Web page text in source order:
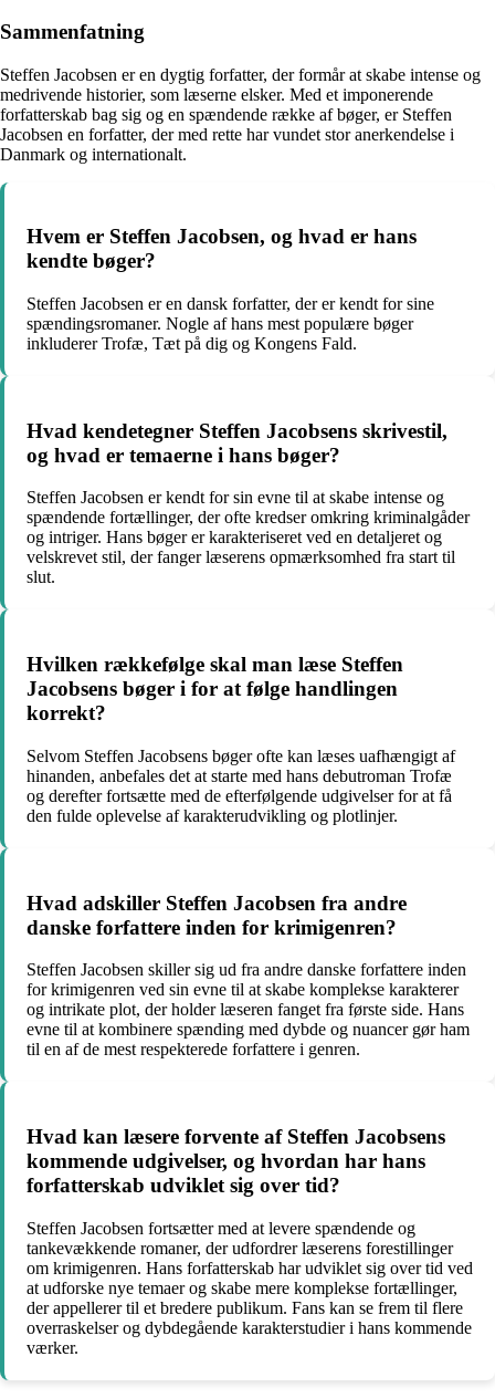
Sammenfatning
Steffen Jacobsen er en dygtig forfatter, der formår at skabe intense og
medrivende historier, som læserne elsker. Med et imponerende
forfatterskab bag sig og en spændende række af bøger, er Steffen
Jacobsen en forfatter, der med rette har vundet stor anerkendelse i
Danmark og internationalt.
Hvem er Steffen Jacobsen, og hvad er hans
kendte bøger?
Steffen Jacobsen er en dansk forfatter, der er kendt for sine
spændingsromaner. Nogle af hans mest populære bøger
inkluderer Trofæ, Tæt på dig og Kongens Fald.
Hvad kendetegner Steffen Jacobsens skrivestil,
og hvad er temaerne i hans bøger?
Steffen Jacobsen er kendt for sin evne til at skabe intense og
spændende fortællinger, der ofte kredser omkring kriminalgåder
og intriger. Hans bøger er karakteriseret ved en detaljeret og
velskrevet stil, der fanger læserens opmærksomhed fra start til
slut.
Hvilken rækkefølge skal man læse Steffen
Jacobsens bøger i for at følge handlingen
korrekt?
Selvom Steffen Jacobsens bøger ofte kan læses uafhængigt af
hinanden, anbefales det at starte med hans debutroman Trofæ
og derefter fortsætte med de efterfølgende udgivelser for at få
den fulde oplevelse af karakterudvikling og plotlinjer.
Hvad adskiller Steffen Jacobsen fra andre
danske forfattere inden for krimigenren?
Steffen Jacobsen skiller sig ud fra andre danske forfattere inden
for krimigenren ved sin evne til at skabe komplekse karakterer
og intrikate plot, der holder læseren fanget fra første side. Hans
evne til at kombinere spænding med dybde og nuancer gør ham
til en af de mest respekterede forfattere i genren.
Hvad kan læsere forvente af Steffen Jacobsens
kommende udgivelser, og hvordan har hans
forfatterskab udviklet sig over tid?
Steffen Jacobsen fortsætter med at levere spændende og
tankevækkende romaner, der udfordrer læserens forestillinger
om krimigenren. Hans forfatterskab har udviklet sig over tid ved
at udforske nye temaer og skabe mere komplekse fortællinger,
der appellerer til et bredere publikum. Fans kan se frem til flere
overraskelser og dybdegående karakterstudier i hans kommende
værker.